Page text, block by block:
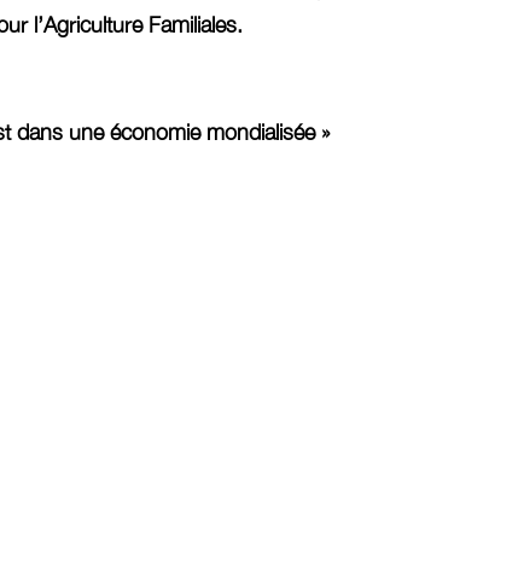
l’Agriculture Familiales.
dans une économie mondialisée »